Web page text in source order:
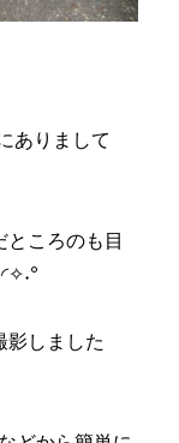
ありまして
ところのも目
影しました